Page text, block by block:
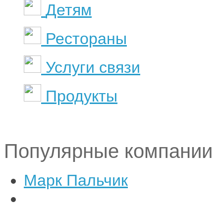
Детям
Рестораны
Услуги связи
Продукты
Популярные компании
Марк Пальчик